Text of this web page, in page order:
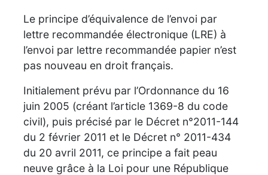
Le principe d’équivalence de l’envoi par
lettre recommandée électronique (LRE) à
l’envoi par lettre recommandée papier n’est
pas nouveau en droit français.
Initialement prévu par l’Ordonnance du 16
juin 2005 (créant l’article 1369-8 du code
civil), puis précisé par le Décret n°2011-144
du 2 février 2011 et le Décret n° 2011-434
du 20 avril 2011, ce principe a fait peau
neuve grâce à la Loi pour une République